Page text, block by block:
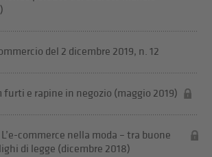
del 2 dicembre 2019, n. 12
furti e rapine in negozio (maggio 2019)
commerce nella moda – tra buone
di legge (dicembre 2018)